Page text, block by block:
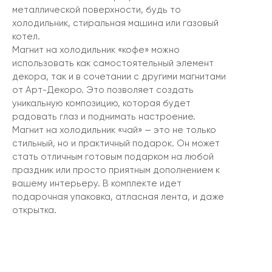
металлической поверхности, будь то
холодильник, стиральная машина или газовый
котел.
Магнит на холодильник «кофе» можно
использовать как самостоятельный элемент
декора, так и в сочетании с другими магнитами
от Арт-Декоро. Это позволяет создать
уникальную композицию, которая будет
радовать глаз и поднимать настроение.
Магнит на холодильник «чай» — это не только
стильный, но и практичный подарок. Он может
стать отличным готовым подарком на любой
праздник или просто приятным дополнением к
вашему интерьеру. В комплекте идет
подарочная упаковка, атласная лента, и даже
открытка.